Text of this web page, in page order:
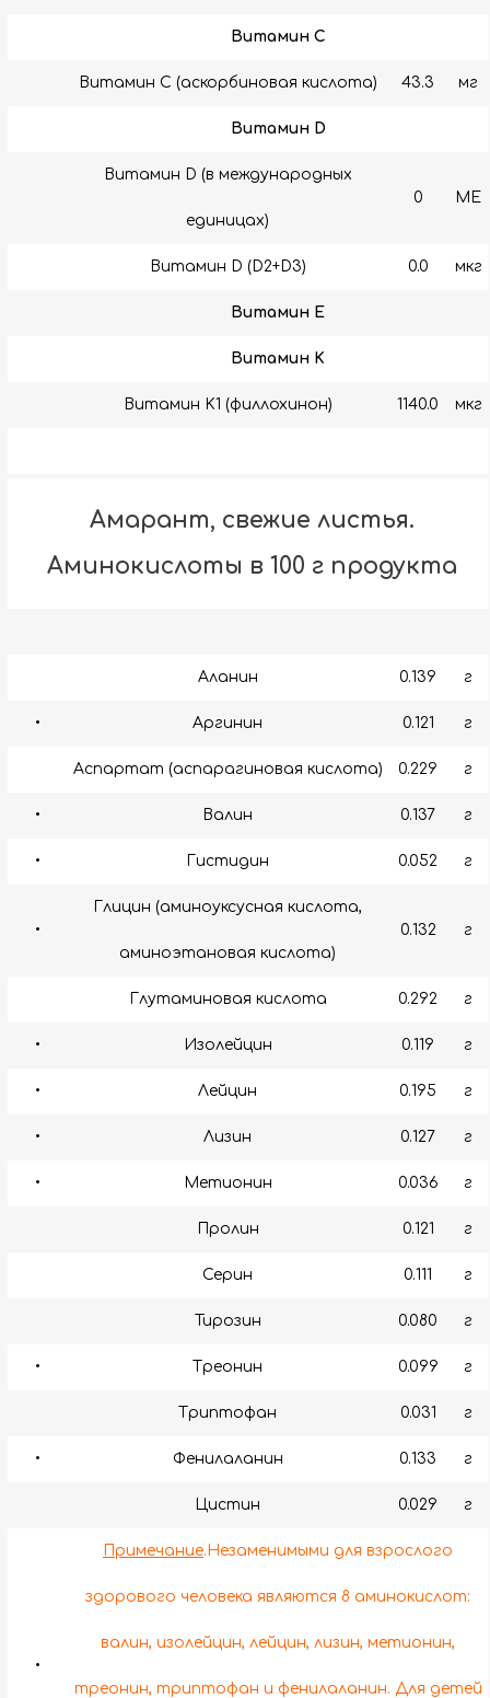
Витамин C
Витамин C (аскорбиновая кислота) 43.3 мг
Витамин D
Витамин D (в международных
единицах)
0 МЕ
Витамин D (D2+D3) 0.0 мкг
Витамин E
Витамин K
Витамин K1 (филлохинон) 1140.0 мкг
Амарант, свежие листья.
Аминокислоты в 100 г продукта
Аланин 0.139 г
• Аргинин 0.121 г
Аспартат (аспарагиновая кислота) 0.229 г
• Валин 0.137 г
• Гистидин 0.052 г
•
Глицин (аминоуксусная кислота,
аминоэтановая кислота)
0.132 г
Глутаминовая кислота 0.292 г
• Изолейцин 0.119 г
• Лейцин 0.195 г
• Лизин 0.127 г
• Метионин 0.036 г
Пролин 0.121 г
Серин 0.111 г
Тирозин 0.080 г
• Треонин 0.099 г
Триптофан 0.031 г
• Фенилаланин 0.133 г
Цистин 0.029 г
•
Примечание.Незаменимыми для взрослого
здорового человека являются 8 аминокислот:
валин, изолейцин, лейцин, лизин, метионин,
треонин, триптофан и фенилаланин. Для детей